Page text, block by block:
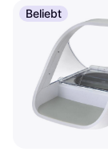
erfahren und
deine Suche
Haustier. Mehr
Beliebt